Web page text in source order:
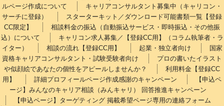
ルページ作成について
キャリアコンサルタント募集中（キャリコン・
サーチに登録）
スターターキット／ダウンロード可能書類一覧【登録
CC限定】
相談料金の振込（自動振込サービス・即時振込・その他振
込）について
キャリコン求人募集／【登録CC用】（コラム執筆者・ラ
イター）
相談の流れ【登録CC用】 起業・独立者向け
国家
資格キャリアコンサルタント・試験受験者向け
プロの書いたイラスト
や似顔絵であなたの個性をアピールしませんか？
利用料金【登録CC
用】
詳細プロフィールページ作成感謝のキャンペーン
【申込ペ
ージ】みんなのキャリア相談（みんキャリ） 回答推進キャンペーン
【申込ページ】ターゲティング 掲載希望ページ専用の連絡フォーム